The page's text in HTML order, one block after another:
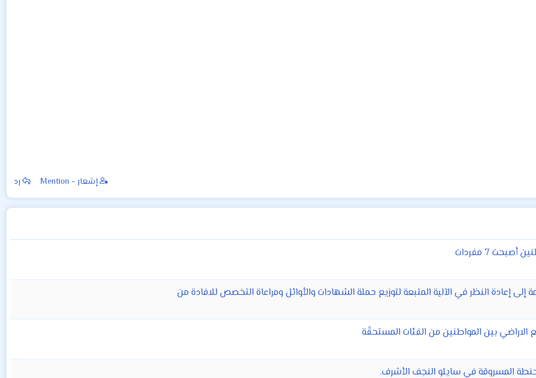
إشعار - Mention رد
7 مفردات
إلى إعادة النظر في الآلية المتبعة لتوزيع حملة الشهادات والأوائل ومراعاة التخصص للافادة من
بين المواطنين من الفئات المستحقّة
المسروقة في سايلو النجف الأشرف.